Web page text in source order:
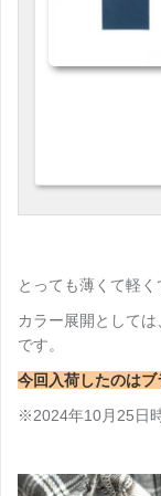
とっても薄くて軽く
カラー展開として
です。
今回入荷したのはブ
※2024年10月25日